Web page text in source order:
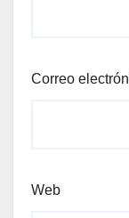
Correo
Web